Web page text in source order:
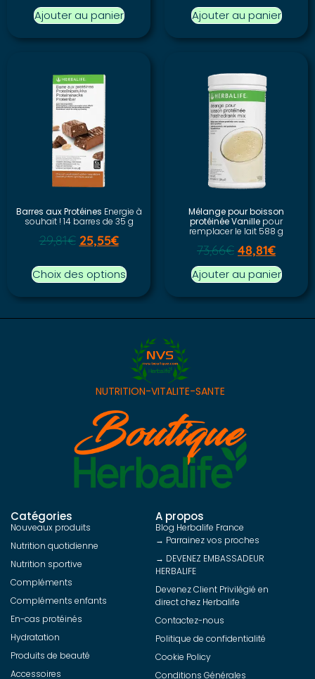
Ajouter au panier Ajouter au panier
Barres aux Protéines Energie à
souhait ! 14 barres de 35 g
29,81€ 25,55€
Choix des options
Mélange pour boisson
protéinée Vanille pour
remplacer le lait 588 g
73,66€ 48,81€
Ajouter au panier
NUTRITION-VITALITE-SANTE
Catégories
Nouveaux produits
Nutrition quotidienne
Nutrition sportive
Compléments
Compléments enfants
En-cas protéinés
Hydratation
Produits de beauté
Accessoires
A propos
Blog Herbalife France
→ Parrainez vos proches
→ DEVENEZ EMBASSADEUR
HERBALIFE
Devenez Client Privilégié en
direct chez Herbalife
Contactez-nous
Politique de confidentialité
Cookie Policy
Conditions Générales